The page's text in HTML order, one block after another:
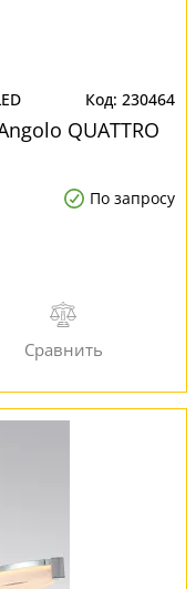
230464
QUATTRO
По запросу